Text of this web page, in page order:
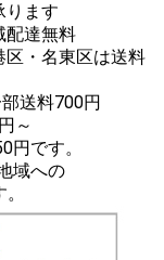
ります
配達無料
・名東区は送料
送料700円
～
です。
域への